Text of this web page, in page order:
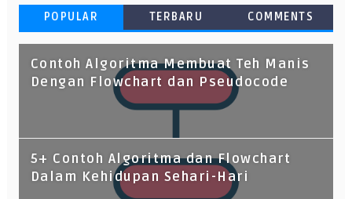
POPULAR TERBARU COMMENTS
Contoh Algoritma Membuat Teh Manis
Dengan Flowchart dan Pseudocode
5+ Contoh Algoritma dan Flowchart
Dalam Kehidupan Sehari-Hari